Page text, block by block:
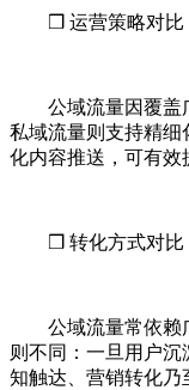
❒ 运营策略对比
公域流量因覆盖
私域流量则支持精
化内容推送，可有效
❒ 转化方式对比
公域流量常依赖
则不同：一旦用户
知触达、营销转化乃